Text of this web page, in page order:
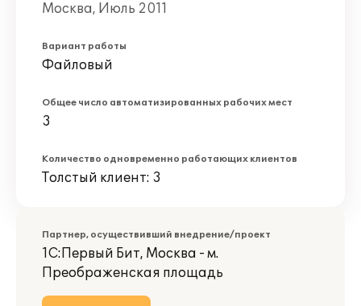
Москва, Июль 2011
Вариант работы
Файловый
Общее число автоматизированных рабочих мест
3
Количество одновременно работающих клиентов
Толстый клиент: 3
Партнер, осуществивший внедрение/проект
1С:Первый Бит, Москва - м.
Преображенская площадь